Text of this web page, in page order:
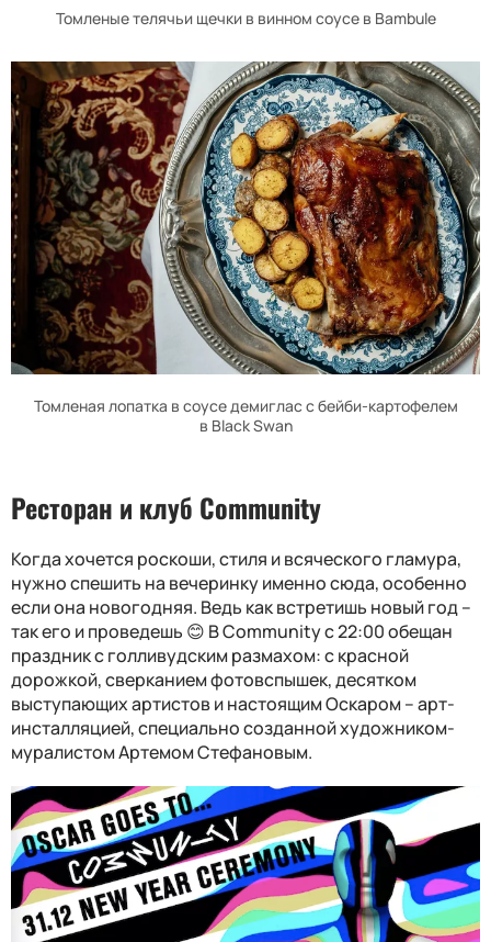
Томленые телячьи щечки в винном соусе в Bambule
Томленая лопатка в соуcе демиглас с бейби-картофелем
в Black Swan
Ресторан и клуб Community
Когда хочется роскоши, стиля и всяческого гламура,
нужно спешить на вечеринку именно сюда, особенно
если она новогодняя. Ведь как встретишь новый год –
так его и проведешь 😊 ВCommunityс 22:00 обещан
праздник с голливудским размахом: с красной
дорожкой, сверканием фотовспышек, десятком
выступающих артистов и настоящим Оскаром – арт-
инсталляцией, специально созданной художником-
муралистом Артемом Стефановым.